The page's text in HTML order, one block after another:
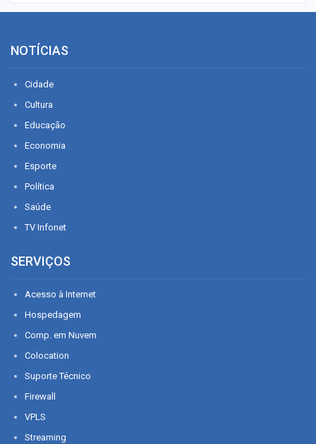
NOTÍCIAS
Cidade
Cultura
Educação
Economia
Esporte
Política
Saúde
TV Infonet
SERVIÇOS
Acesso à Internet
Hospedagem
Comp. em Nuvem
Colocation
Suporte Técnico
Firewall
VPLS
Streaming